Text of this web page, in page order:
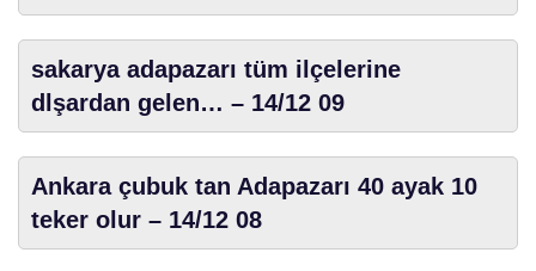
sakarya adapazarı tüm ilçelerine
dlşardan gelen… – 14/12 09
Ankara çubuk tan Adapazarı 40 ayak 10
teker olur – 14/12 08